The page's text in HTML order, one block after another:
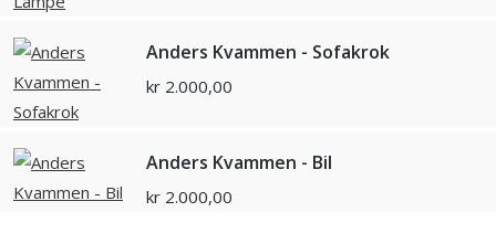
Anders Kvammen - Sofakrok
kr 2.000,00
Anders Kvammen - Bil
kr 2.000,00